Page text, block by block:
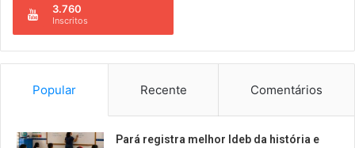
3.760
Inscritos
Popular Recente Comentários
Pará registra melhor Ideb da história e